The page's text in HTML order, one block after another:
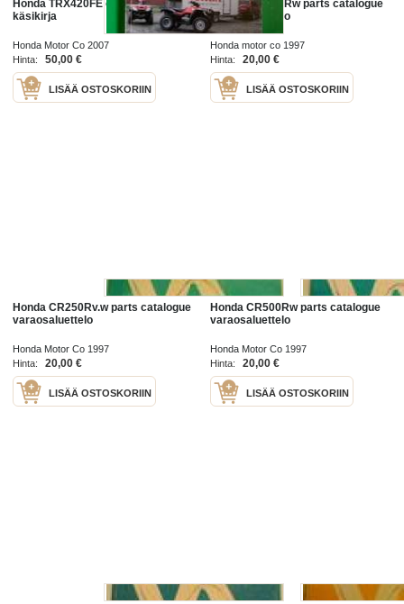
Honda TRX420FE omistajan
käsikirja
Honda Motor Co 2007
Hinta:
50,00 €
LISÄÄ OSTOSKORIIN
Honda CR 125Rw parts catalogue
varaosaluettelo
Honda motor co 1997
Hinta:
20,00 €
LISÄÄ OSTOSKORIIN
Honda CR250Rv.w parts catalogue
varaosaluettelo
Honda Motor Co 1997
Hinta:
20,00 €
LISÄÄ OSTOSKORIIN
Honda CR500Rw parts catalogue
varaosaluettelo
Honda Motor Co 1997
Hinta:
20,00 €
LISÄÄ OSTOSKORIIN